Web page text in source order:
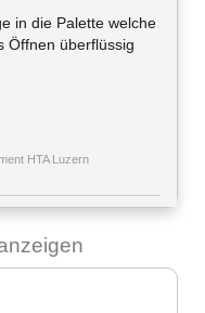
in die Palette welche
Öffnen überflüssig
HTA Luzern